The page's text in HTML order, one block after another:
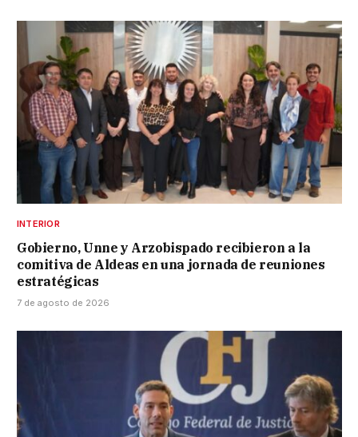
INTERIOR
Gobierno, Unne y Arzobispado recibieron a la
comitiva de Aldeas en una jornada de reuniones
estratégicas
7 de agosto de 2026